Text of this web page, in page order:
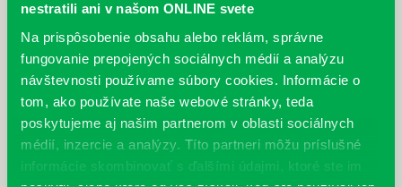
nestratili ani v našom ONLINE svete
Na prispôsobenie obsahu alebo reklám, správne
fungovanie prepojených sociálnych médií a analýzu
návštevnosti používame súbory cookies. Informácie o
tom, ako používate naše webové stránky, teda
poskytujeme aj našim partnerom v oblasti sociálnych
médií, inzercie a analýzy. Títo partneri môžu príslušné
informácie skombinovať s ďalšími údajmi, ktoré ste im